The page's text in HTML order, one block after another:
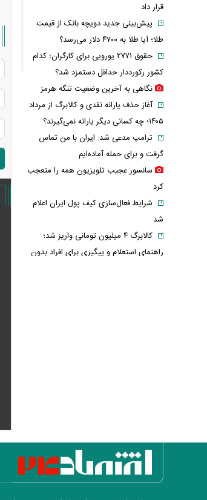
قرار داد
پیش‌بینی جدید دویچه‌ بانک از قیمت
طلا؛ آیا طلا به ۴۷۰۰ دلار می‌رسد؟
حقوق ۲۷۷۱ یورویی برای کارگران؛ کدام
کشور رکورددار حداقل دستمزد شد؟
نگاهی به آخرین وضعیت تنگه هرمز
آغاز حذف یارانه نقدی و کالابرگ از مرداد
۱۴۰۵؛ چه کسانی دیگر یارانه نمی‌گیرند؟
ترامپ مدعی شد: ایران با من تماس
گرفت و برای حمله آماده‌ایم
سانسور عجیب تلویزیون همه را متعجب
کرد
شرایط فعال‌سازی کیف پول ایران اعلام
شد
کالابرگ ۴ میلیون تومانی واریز شد؛
راهنمای استعلام و پیگیری برای افراد بدون
قصد بی‌احترامی به اذان نداشتم
ببینید | سید محمد خاتمی چگونه عمامه
می‌بندد؟